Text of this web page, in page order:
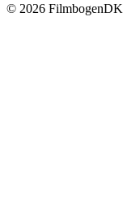
© 2026 FilmbogenDK